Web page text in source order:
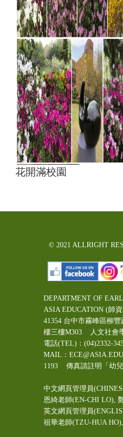
花開滿校園
© 2021 ALLRIGHT
DEPARTMENT OF
ASIA EDUCATION (師
41354 台中市霧峰區柳
樓三樓M303 人文社會
電話(TEL)：(04)2332-
MAIL：
1193 傳真請註明「幼兒
中文網頁管理員
恩綺老師(EN-CHI LO) ,
英文網頁管理員
祖華老師(TZU-HUA